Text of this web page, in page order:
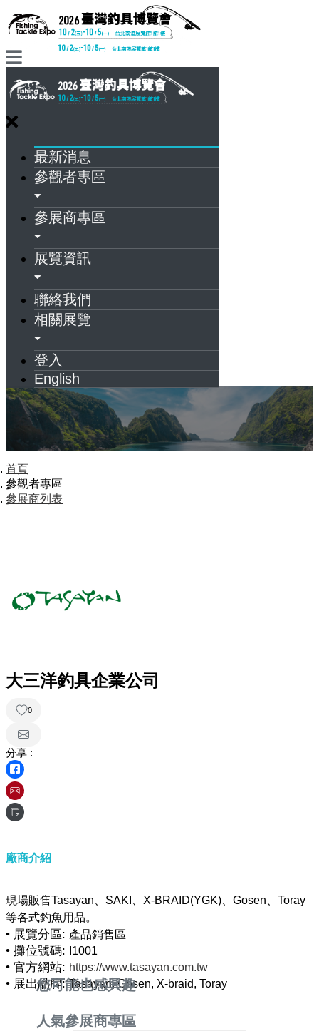
最新消息
參觀者專區
參展商專區
展覽資訊
聯絡我們
相關展覽
登入
English
首頁
參觀者專區
參展商列表
大三洋釣具企業公司
0
分享 :
廠商介紹
現場販售Tasayan、SAKI、X-BRAID(YGK)、Gosen、Toray
• 展覽分區: 產品銷售區
• 攤位號碼: I1001
• 官方網站: https://www.tasayan.com.tw
• 展出品牌:Tasayan, Gosen, X-braid, Toray
您可能也感興趣
人氣參展商專區